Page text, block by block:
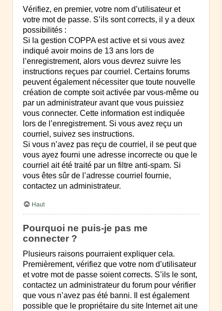
Vérifiez, en premier, votre nom d’utilisateur et
votre mot de passe. S’ils sont corrects, il y a deux
possibilités :
Si la gestion COPPA est active et si vous avez
indiqué avoir moins de 13 ans lors de
l’enregistrement, alors vous devrez suivre les
instructions reçues par courriel. Certains forums
peuvent également nécessiter que toute nouvelle
création de compte soit activée par vous-même ou
par un administrateur avant que vous puissiez
vous connecter. Cette information est indiquée
lors de l’enregistrement. Si vous avez reçu un
courriel, suivez ses instructions.
Si vous n’avez pas reçu de courriel, il se peut que
vous ayez fourni une adresse incorrecte ou que le
courriel ait été traité par un filtre anti-spam. Si
vous êtes sûr de l’adresse courriel fournie,
contactez un administrateur.
Haut
Pourquoi ne puis-je pas me
connecter ?
Plusieurs raisons pourraient expliquer cela.
Premièrement, vérifiez que votre nom d’utilisateur
et votre mot de passe soient corrects. S’ils le sont,
contactez un administrateur du forum pour vérifier
que vous n’avez pas été banni. Il est également
possible que le propriétaire du site Internet ait une